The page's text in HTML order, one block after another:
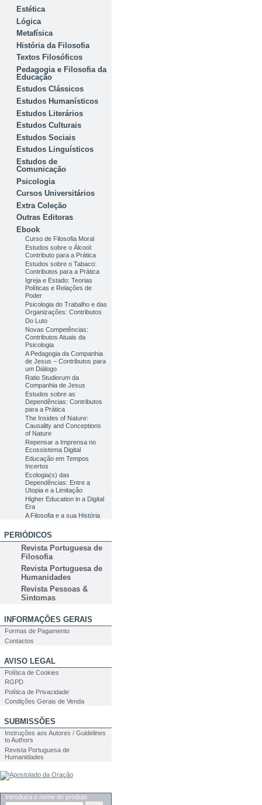
Estética
Lógica
Metafísica
História da Filosofia
Textos Filosóficos
Pedagogia e Filosofia da
Educação
Estudos Clássicos
Estudos Humanísticos
Estudos Literários
Estudos Culturais
Estudos Sociais
Estudos Linguísticos
Estudos de
Comunicação
Psicologia
Cursos Universitários
Extra Coleção
Outras Editoras
Ebook
Curso de Filosofia Moral
Estudos sobre o Álcool:
Contributo para a Prática
Estudos sobre o Tabaco:
Contributos para a Prática
Igreja e Estado: Teorias
Políticas e Relações de
Poder
Psicologia do Trabalho e das
Organizações: Contributos
Do Luto
Novas Competências:
Contributos Atuais da
Psicologia
A Pedagogia da Companhia
de Jesus – Contributos para
um Diálogo
Ratio Studiorum da
Companhia de Jesus
Estudos sobre as
Dependências: Contributos
para a Prática
The Insides of Nature:
Causality and Conceptions
of Nature
Repensar a Imprensa no
Ecossistema Digital
Educação em Tempos
Incertos
Ecologia(s) das
Dependências: Entre a
Utopia e a Limitação
Higher Education in a Digital
Era
A Filosofia e a sua História
PERIÓDICOS
Revista Portuguesa de
Filosofia
Revista Portuguesa de
Humanidades
Revista Pessoas &
Sintomas
INFORMAÇÕES GERAIS
Formas de Pagamento
Contactos
AVISO LEGAL
Política de Cookies
RGPD
Política de Privacidade
Condições Gerais de Venda
SUBMISSÕES
Instruções aos Autores / Guidelines
to Authors
Revista Portuguesa de
Humanidades
Introduza o nome do produto